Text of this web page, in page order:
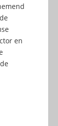
en